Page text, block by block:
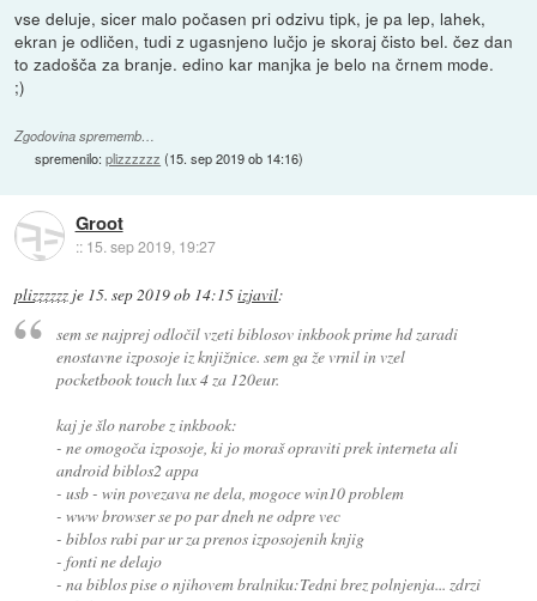
vse deluje, sicer malo počasen pri odzivu tipk, je pa lep, lahek,
ekran je odličen, tudi z ugasnjeno lučjo je skoraj čisto bel. čez dan
to zadošča za branje. edino kar manjka je belo na črnem mode.
;)
Zgodovina sprememb…
spremenilo:plizzzzzz (15. sep 2019 ob 14:16)
Groot
:: 15. sep 2019, 19:27
plizzzzzz je 15. sep 2019 ob 14:15izjavil:
sem se najprej odločil vzeti biblosov inkbook prime hd zaradi
enostavne izposoje iz knjižnice. sem ga že vrnil in vzel
pocketbook touch lux 4 za 120eur.
kaj je šlo narobe z inkbook:
- ne omogoča izposoje, ki jo moraš opraviti prek interneta ali
android biblos2 appa
- usb - win povezava ne dela, mogoce win10 problem
- www browser se po par dneh ne odpre vec
- biblos rabi par ur za prenos izposojenih knjig
- fonti ne delajo
- na biblos pise o njihovem bralniku:Tedni brez polnjenja... zdrzi